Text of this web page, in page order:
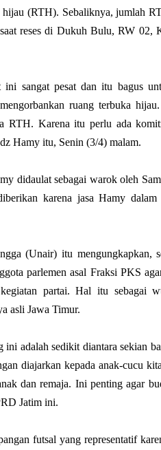
(RTH). Sebaliknya, jumlah
reses di Dukuh Bulu, RW 02,
ini sangat pesat dan itu bagus
ruang terbuka
RTH. Karena itu perlu ada
Hamy itu, Senin (3/4) malam.
didaulat sebagai warok oleh
karena jasa Hamy dalam
(Unair) itu
parlemen asal Fraksi PKS
partai. Hal itu sebagai
asli Jawa Timur.
ini adalah sedikit diantara sekian
diajarkan kepada anak-cucu
dan remaja. Ini penting agar
Jatim ini.
futsal yang representatif